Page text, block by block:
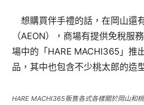
想購買伴手禮的話，在岡山還
（AEON），商場有提供免稅服
場中的「HARE MACHI365」推
品，其中也包含不少桃太郎的造
HARE MACHI365販售各式各樣關於岡山和